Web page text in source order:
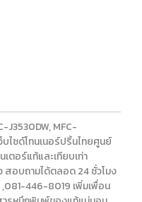
J3530DW, MFC-
ไซด์โทนเนอร์ปริ้นไทยศูนย์
ตอร์แท้และเทียบเท่า
สอบถามได้ตลอด 24 ชั่วโมง
446-8019 เพิ่มเพื่อน